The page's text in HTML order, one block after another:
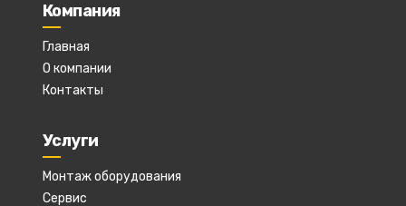
Компания
Главная
О компании
Контакты
Услуги
Монтаж оборудования
Сервис